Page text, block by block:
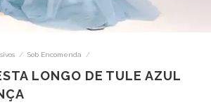
/ Sob Encomenda /
LONGO DE TULE AZUL